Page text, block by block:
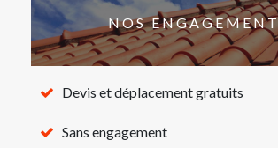
NOS
Devis et déplacement gratuits
Sans engagement